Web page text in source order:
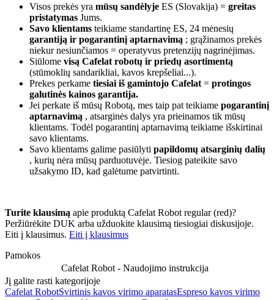
Visos prekės yra mūsų sandėlyje ES (Slovakija) = greitas
pristatymas Jums.
Savo klientams teikiame standartinę ES, 24 mėnesių
garantiją ir pogarantinį aptarnavimą ; grąžinamos prekės
niekur nesiunčiamos = operatyvus pretenzijų nagrinėjimas.
Siūlome visą Cafelat robotų ir priedų asortimentą
(stūmoklių sandarikliai, kavos krepšeliai...).
Prekes perkame tiesiai iš gamintojo Cafelat = protingos
galutinės kainos garantija.
Jei perkate iš mūsų Robotą, mes taip pat teikiame pogarantinį
aptarnavimą , atsarginės dalys yra prieinamos tik mūsų
klientams. Todėl pogarantinį aptarnavimą teikiame išskirtinai
savo klientams.
Savo klientams galime pasiūlyti papildomų atsarginių dalių
, kurių nėra mūsų parduotuvėje. Tiesiog pateikite savo
užsakymo ID, kad galėtume patvirtinti.
Turite klausimą apie produktą Cafelat Robot regular (red)?
Peržiūrėkite DUK arba užduokite klausimą tiesiogiai diskusijoje.
Eiti į klausimus. Eiti į klausimus
Pamokos
Cafelat Robot - Naudojimo instrukcija
Jį galite rasti kategorijoje
Cafelat RobotSvirtinis kavos virimo aparatasEspreso kavos virimo